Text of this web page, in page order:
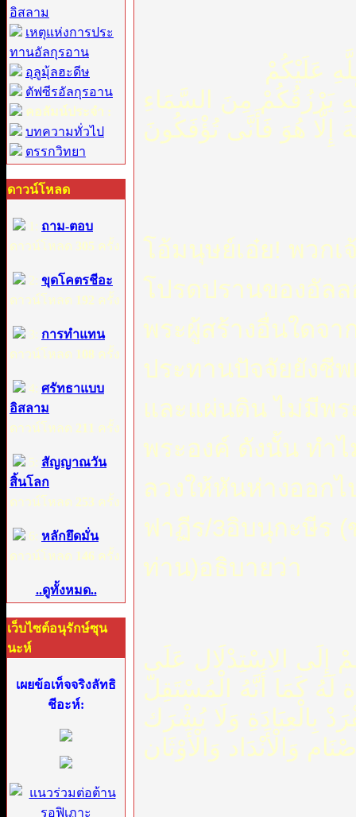
อิสลาม
เหตุแห่งการประ
ทานอัลกุรอาน
อุลูมุ้ลฮะดีษ
ตัฟซีรอัลกุรอาน
คอลัมน์ประจำ :
บทความทั่วไป
ตรรกวิทยา
ดาวน์โหลด
1: ถาม-ตอบ
ดาวน์โหลด 305 ครั้ง
2: ขุดโคตรชีอะ
ดาวน์โหลด 192 ครั้ง
3: การทำแทน
ดาวน์โหลด 108 ครั้ง
4: ศรัทธาแบบ
อิสลาม
ดาวน์โหลด 211 ครั้ง
5: สัญญาณวัน
สิ้นโลก
ดาวน์โหลด 253 ครั้ง
6: หลักยึดมั่น
ดาวน์โหลด 146 ครั้ง
..ดูทั้งหมด..
เว็บไซต์อนุรักษ์ซุน
นะห์
เผยข้อเท็จจริงลัทธิ
ชีอะห์:
يَرْزُقُكُمْ مِنَ السَّمَاءِ
إِلَّا هُوَ فَأَنَّى تُؤْفَكُونَ
โอ้มนุษย์เอ๋ย! พวกเ
โปรดปรานของอัล
พระผู้สร้างอื่นใดจ
ประทานปัจจัยยังชี
และแผ่นดิน ไม่มีพร
พระองค์ ดังนั้น ทำไ
ลวงให้หันห่างออก
ฟาฏีร/3อิบนุกะษีร
ท่าน)อธิบายว่า
إِلَى الِاسْتِدْلَال عَلَى
لَهُ كَمَا أَنَّهُ الْمُسْتَقِلّ
بِالْعِبَادَةِ وَلَا يُشْرَك
وَالْأَنْدَاد وَالْأَوْثَان